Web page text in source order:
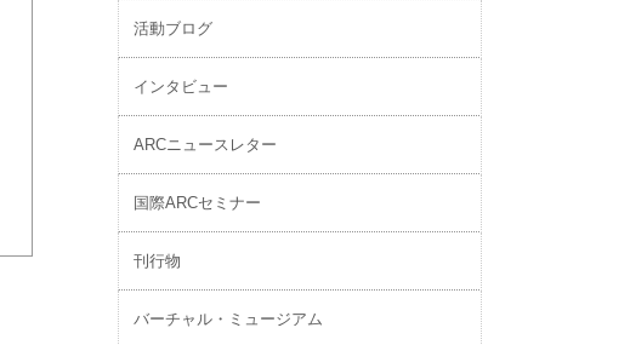
活動ブログ
インタビュー
ARCニュースレター
国際ARCセミナー
刊行物
バーチャル・ミュージアム